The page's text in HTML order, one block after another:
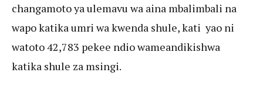
changamoto ya ulemavu wa aina mbalimbali na
wapo katika umri wa kwenda shule, kati yao ni
watoto 42,783 pekee ndio wameandikishwa
katika shule za msingi.